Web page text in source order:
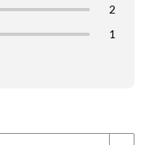
2
1